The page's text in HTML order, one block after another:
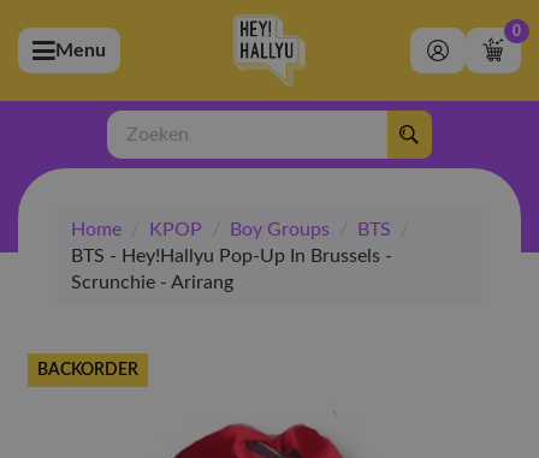
(Artiesten)
(Merchandise)
(Exclusive)
(Winkel)
Menu
0
Zoeken
Home / KPOP / Boy Groups / BTS
/
BTS - Hey!Hallyu Pop-Up In Brussels -
Scrunchie - Arirang
BACKORDER